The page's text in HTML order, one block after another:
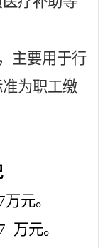
主要用于行
为职工缴
万元。
万元。